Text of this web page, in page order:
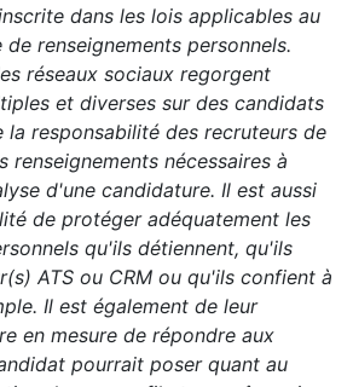
dans les lois applicables au
de renseignements personnels.
réseaux sociaux regorgent
et diverses sur des candidats
responsabilité des recruteurs de
renseignements nécessaires à
d'une candidature. Il est aussi
de protéger adéquatement les
qu'ils détiennent, qu'ils
ATS ou CRM ou qu'ils confient à
Il est également de leur
en mesure de répondre aux
pourrait poser quant au